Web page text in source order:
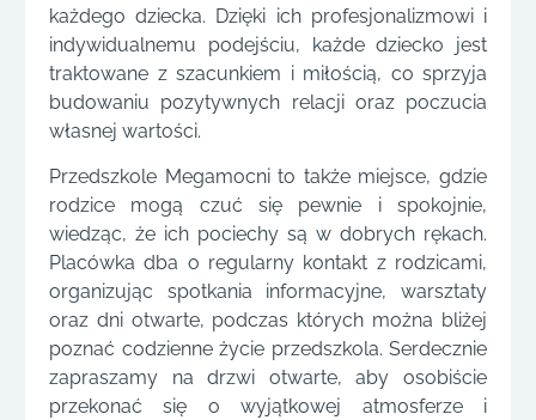
każdego dziecka. Dzięki ich profesjonalizmowi i
indywidualnemu podejściu, każde dziecko jest
traktowane z szacunkiem i miłością, co sprzyja
budowaniu pozytywnych relacji oraz poczucia
własnej wartości.
Przedszkole Megamocni to także miejsce, gdzie
rodzice mogą czuć się pewnie i spokojnie,
wiedząc, że ich pociechy są w dobrych rękach.
Placówka dba o regularny kontakt z rodzicami,
organizując spotkania informacyjne, warsztaty
oraz dni otwarte, podczas których można bliżej
poznać codzienne życie przedszkola. Serdecznie
zapraszamy na drzwi otwarte, aby osobiście
przekonać się o wyjątkowej atmosferze i